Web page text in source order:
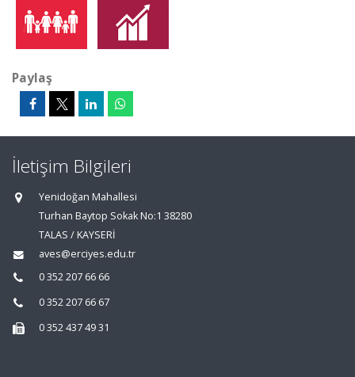
Paylaş
İletişim Bilgileri
Yenidoğan Mahallesi
Turhan Baytop Sokak No:1 38280
TALAS / KAYSERİ
aves@erciyes.edu.tr
0 352 207 66 66
0 352 207 66 67
0 352 437 49 31